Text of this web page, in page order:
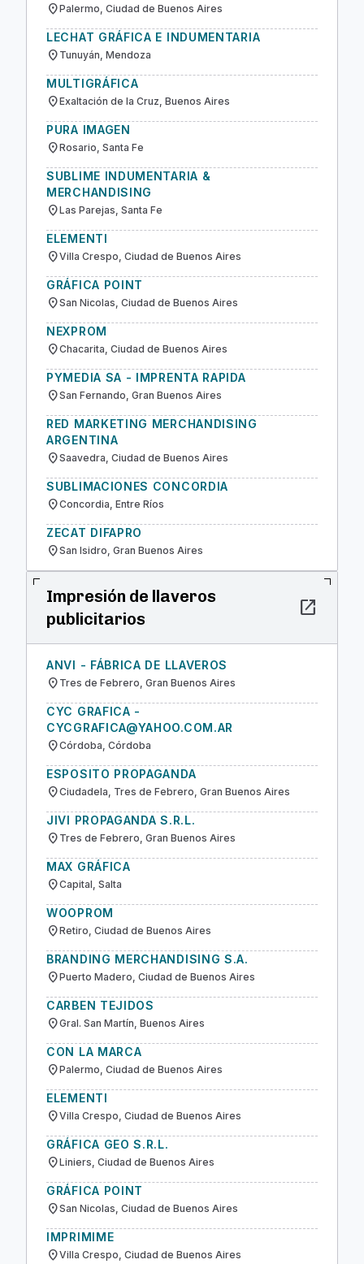
location_onPalermo, Ciudad de Buenos Aires
LECHAT GRÁFICA E INDUMENTARIA
location_on Tunuyán, Mendoza
MULTIGRÁFICA
location_onExaltación de la Cruz, Buenos Aires
PURA IMAGEN
location_onRosario, Santa Fe
SUBLIME INDUMENTARIA &
MERCHANDISING
location_onLas Parejas, Santa Fe
ELEMENTI
location_onVilla Crespo, Ciudad de Buenos Aires
GRÁFICA POINT
location_onSan Nicolas, Ciudad de Buenos Aires
NEXPROM
location_onChacarita, Ciudad de Buenos Aires
PYMEDIA SA - IMPRENTA RAPIDA
location_onSan Fernando, Gran Buenos Aires
RED MARKETING MERCHANDISING
ARGENTINA
location_onSaavedra, Ciudad de Buenos Aires
SUBLIMACIONES CONCORDIA
location_onConcordia, Entre Ríos
ZECAT DIFAPRO
location_onSan Isidro, Gran Buenos Aires
Impresión de llaveros
publicitarios
open_in_new
ANVI - FÁBRICA DE LLAVEROS
location_on Tres de Febrero, Gran Buenos Aires
CYC GRAFICA -
CYCGRAFICA@YAHOO.COM.AR
location_onCórdoba, Córdoba
ESPOSITO PROPAGANDA
location_onCiudadela, Tres de Febrero, Gran Buenos Aires
JIVI PROPAGANDA S.R.L.
location_on Tres de Febrero, Gran Buenos Aires
MAX GRÁFICA
location_onCapital, Salta
WOOPROM
location_onRetiro, Ciudad de Buenos Aires
BRANDING MERCHANDISING S.A.
location_onPuerto Madero, Ciudad de Buenos Aires
CARBEN TEJIDOS
location_onGral. San Martín, Buenos Aires
CON LA MARCA
location_onPalermo, Ciudad de Buenos Aires
ELEMENTI
location_onVilla Crespo, Ciudad de Buenos Aires
GRÁFICA GEO S.R.L.
location_onLiniers, Ciudad de Buenos Aires
GRÁFICA POINT
location_onSan Nicolas, Ciudad de Buenos Aires
IMPRIMIME
location_onVilla Crespo, Ciudad de Buenos Aires